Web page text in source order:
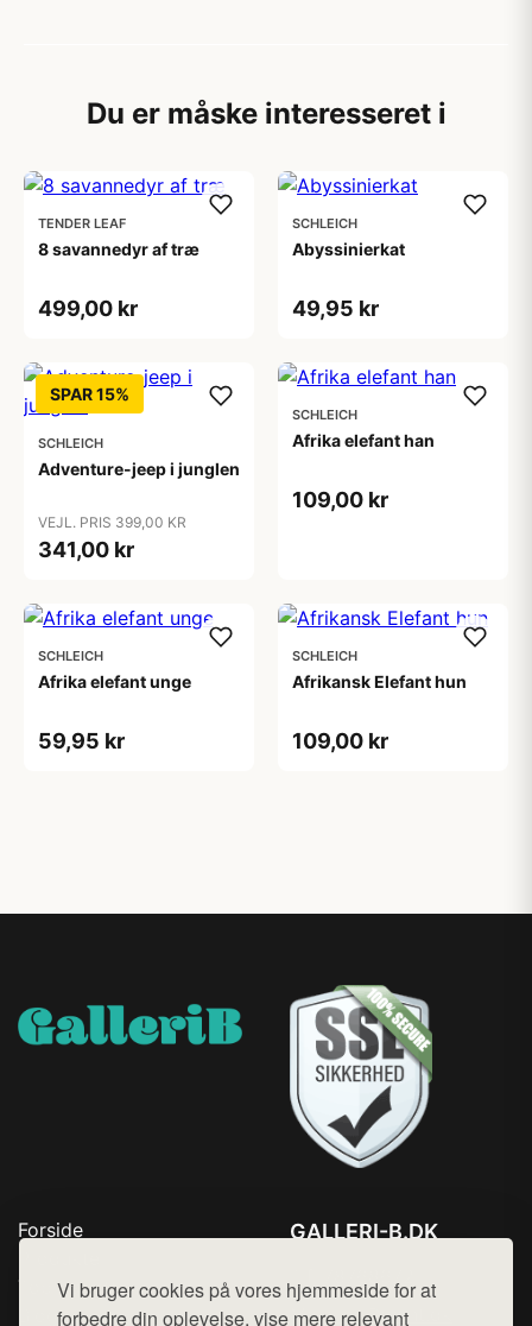
Vi bruger cookies på vores hjemmeside for at
forbedre din oplevelse, vise mere relevant
Du er måske interesseret i
TENDER LEAF
8 savannedyr af træ
499,00 kr
SCHLEICH
Abyssinierkat
49,95 kr
SPAR 15%
SCHLEICH
Adventure-jeep i junglen
VEJL. PRIS 399,00 KR
341,00 kr
SCHLEICH
Afrika elefant han
109,00 kr
SCHLEICH
Afrika elefant unge
59,95 kr
SCHLEICH
Afrikansk Elefant hun
109,00 kr
Forside
Top Rabatter
Blog
GALLERI-B.DK
Mail: hej@want.dk